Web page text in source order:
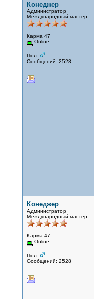
Конеджер
Администратор
Международный мастер
Карма 47
Online
Пол:
Сообщений: 2528
Конеджер
Администратор
Международный мастер
Карма 47
Online
Пол:
Сообщений: 2528